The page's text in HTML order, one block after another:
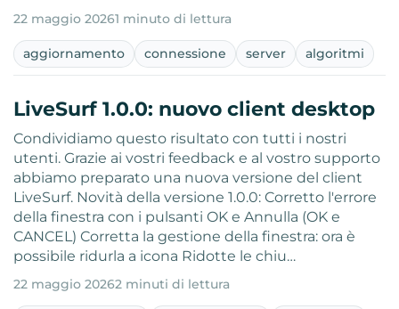
22 maggio 20261 minuto di lettura
aggiornamento connessione server algoritmi
LiveSurf 1.0.0: nuovo client desktop
Condividiamo questo risultato con tutti i nostri
utenti. Grazie ai vostri feedback e al vostro supporto
abbiamo preparato una nuova versione del client
LiveSurf. Novità della versione 1.0.0: Corretto l'errore
della finestra con i pulsanti OK e Annulla (OK e
CANCEL) Corretta la gestione della finestra: ora è
possibile ridurla a icona Ridotte le chiu…
22 maggio 20262 minuti di lettura